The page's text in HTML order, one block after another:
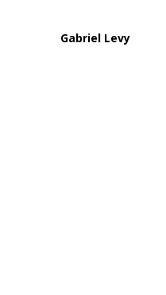
Gabriel Levy